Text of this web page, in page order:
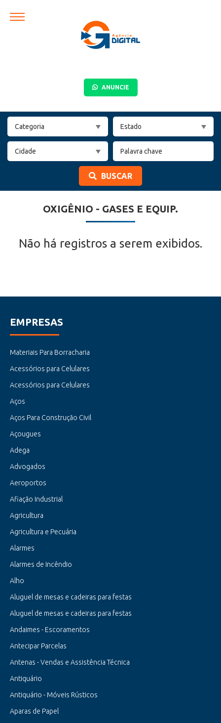
ANUNCIE
BUSCAR
OXIGÊNIO - GASES E EQUIP.
Não há registros a serem exibidos.
EMPRESAS
Materiais Para Borracharia
Acessórios para Celulares
Acessórios para Celulares
Aços
Aços Para Construção Civil
Açougues
Adega
Advogados
Aeroportos
Afiação Industrial
Agricultura
Agricultura e Pecuária
Alarmes
Alarmes de Incêndio
Alho
Aluguel de mesas e cadeiras para festas
Aluguel de mesas e cadeiras para festas
Andaimes - Escoramentos
Antecipar Parcelas
Antenas - Vendas e Assistência Técnica
Antiquário
Antiquário - Móveis Rústicos
Aparas de Papel